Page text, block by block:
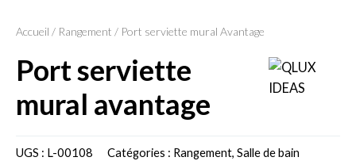
Accueil / Rangement / Port serviette mural Avantage
port serviette
mural avantage
UGS : L-00108 Catégories : Rangement, Salle de bain